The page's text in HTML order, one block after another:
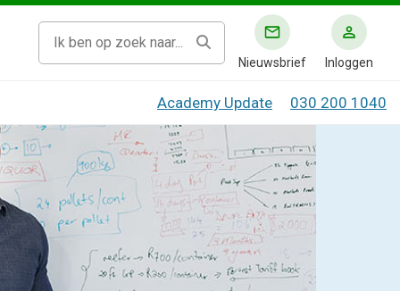
Nieuwsbrief Inloggen
Academy Update 030 200 1040